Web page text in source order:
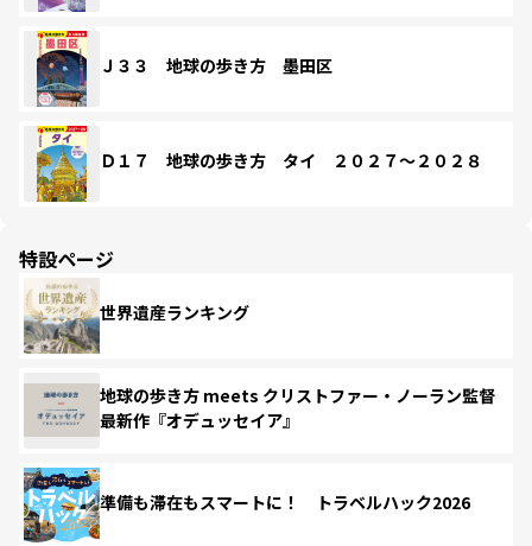
Ｊ３３ 地球の歩き方 墨田区
Ｄ１７ 地球の歩き方 タイ ２０２７～２０２８
特設ページ
世界遺産ランキング
地球の歩き方 meets クリストファー・ノーラン監督
最新作『オデュッセイア』
準備も滞在もスマートに！ トラベルハック2026